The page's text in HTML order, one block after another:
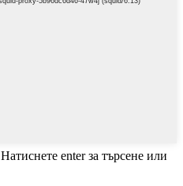
Натиснете enter за търсене или